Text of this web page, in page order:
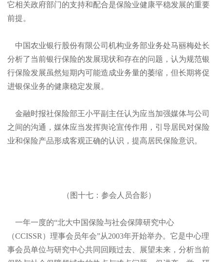
它相关政府部门的支持和配合是保险业健康平稳发展的重要
前提。
中国农业银行股份有限公司机构业务部业务处马丽梅处长
分析了当前银行保险的发展现状和存在的问题，认为规范银
行保险发展虽然短期内可能造成业务量的萎缩，但长期将促
进银保业务的健康稳定发展。
金融时报社保险部王小平副主任认为应当加强媒体与公司
之间的沟通，媒体应当发挥舆论宣传作用，引导居民对保险
业和保险产品形成客观正确的认识，提高居民保险意识。
（图十七：参会人员合影）
一年一度的“北大中国保险与社会保障研究中心
（CCISSR）理事会员年会”从2003年开始举办。它是中心理
事会员单位与研究中心共同回顾过去、展望未来，分析当前